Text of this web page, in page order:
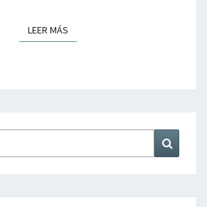
LEER MÁSLEER MÁS